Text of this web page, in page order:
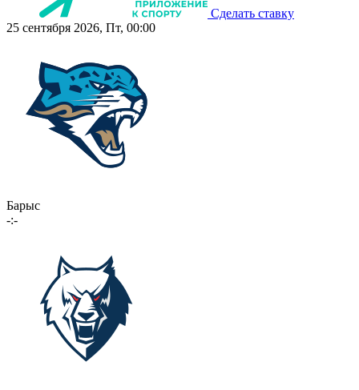
Сделать ставку
25 сентября 2026, Пт, 00:00
Барыс
-:-